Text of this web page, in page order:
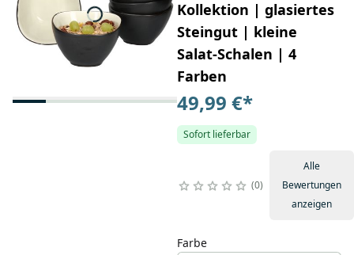
Kollektion | glasiertes
Steingut | kleine
Salat-Schalen | 4
Farben
49,99 €*
Sofort lieferbar
0
Alle
Bewertungen
anzeigen
Farbe